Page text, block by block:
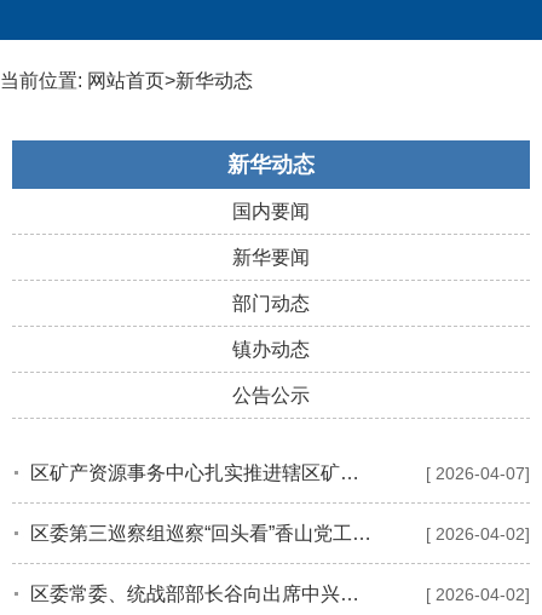
当前位置: 网站首页>新华动态
新华动态
国内要闻
新华要闻
部门动态
镇办动态
公告公示
区矿产资源事务中心扎实推进辖区矿山矿产资源储量评审工作 [ 2026-04-07]
区委第三巡察组巡察“回头看”香山党工委情况的反馈会议召开 [ 2026-04-02]
区委常委、统战部部长谷向出席中兴路街道第一季度网格化治理交流点评会 [ 2026-04-02]